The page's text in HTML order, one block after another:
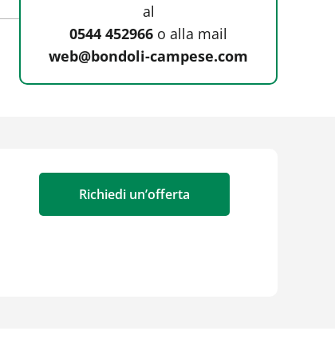
al
0544 452966 o alla mail
web@bondoli-campese.com
Richiedi un’offerta